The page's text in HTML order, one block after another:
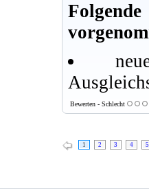
Bewerten - Schlecht
1 2 3 4 5